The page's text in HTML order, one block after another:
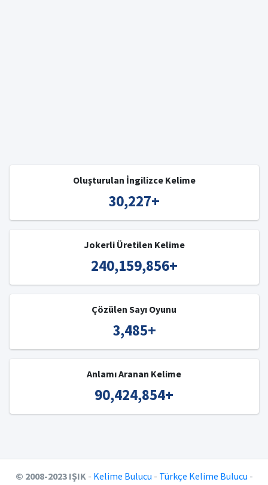
Oluşturulan İngilizce Kelime
30,227+
Jokerli Üretilen Kelime
240,159,856+
Çözülen Sayı Oyunu
3,485+
Anlamı Aranan Kelime
90,424,854+
© 2008-2023 IŞIK- Kelime Bulucu - Türkçe Kelime Bulucu -